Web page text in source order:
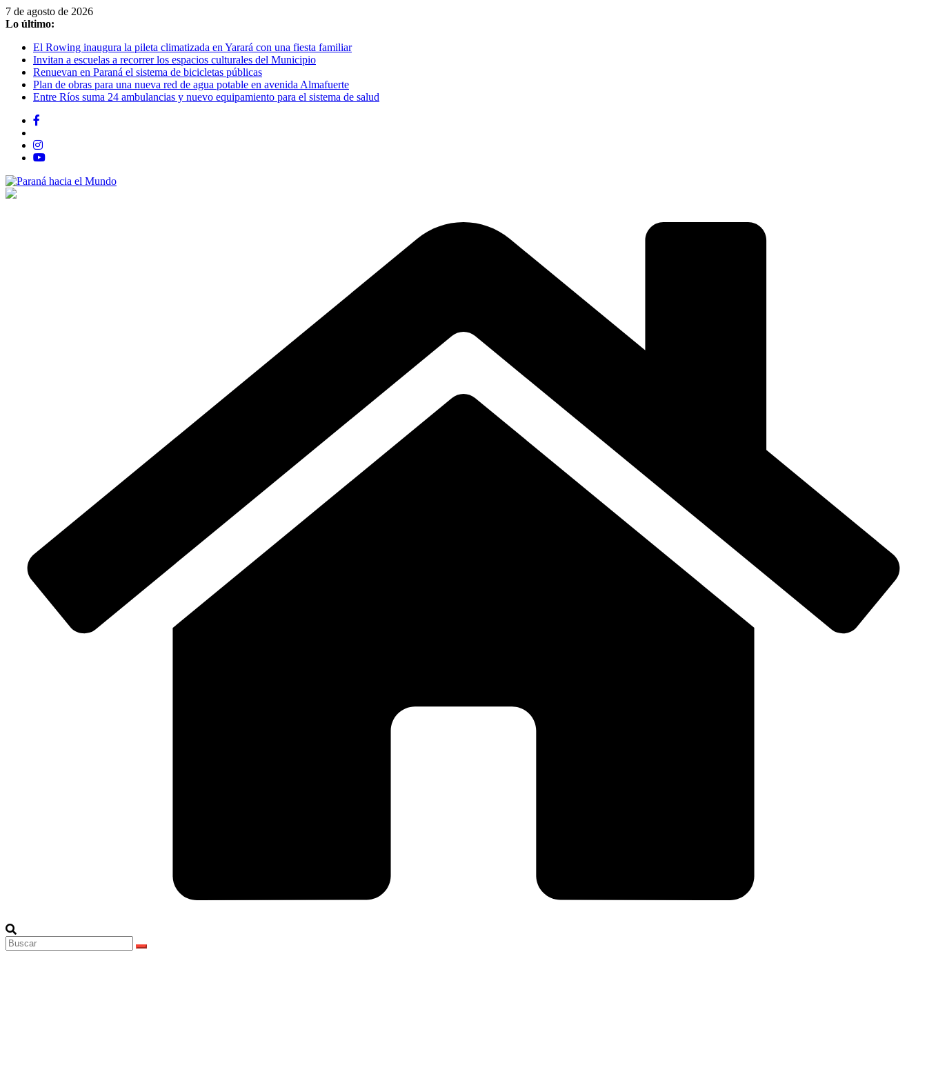
Saltar
al
7 de agosto de 2026
Lo último:
El Rowing inaugura la pileta climatizada en Yarará con una fiesta familiar
Invitan a escuelas a recorrer los espacios culturales del Municipio
Renuevan en Paraná el sistema de bicicletas públicas
Plan de obras para una nueva red de agua potable en avenida Almafuerte
Entre Ríos suma 24 ambulancias y nuevo equipamiento para el sistema de salud